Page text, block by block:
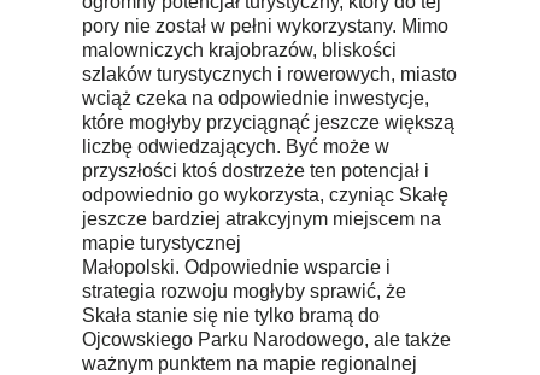
pory nie został w pełni wykorzystany. Mimo
malowniczych krajobrazów, bliskości
szlaków turystycznych i rowerowych, miasto
wciąż czeka na odpowiednie inwestycje,
które mogłyby przyciągnąć jeszcze większą
liczbę odwiedzających. Być może w
przyszłości ktoś dostrzeże ten potencjał i
odpowiednio go wykorzysta, czyniąc Skałę
jeszcze bardziej atrakcyjnym miejscem na
mapie turystycznej
Małopolski. Odpowiednie wsparcie i
strategia rozwoju mogłyby sprawić, że
Skała stanie się nie tylko bramą do
Ojcowskiego Parku Narodowego, ale także
ważnym punktem na mapie regionalnej